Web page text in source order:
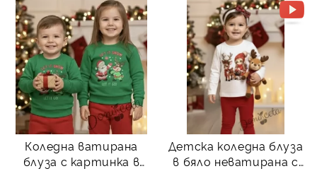
Коледна ватирана
блуза с картинка в
Детска коледна блуза
в бяло неватирана с